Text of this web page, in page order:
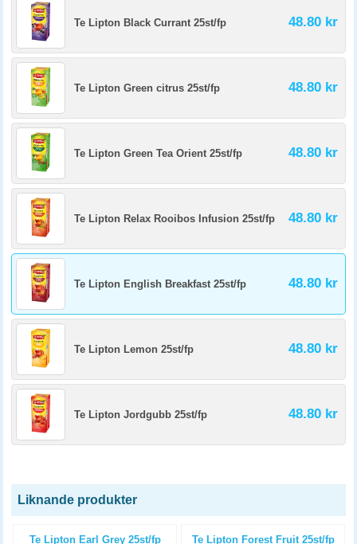
Te Lipton Black Currant 25st/fp 48.80 kr
Te Lipton Green citrus 25st/fp 48.80 kr
Te Lipton Green Tea Orient 25st/fp 48.80 kr
Te Lipton Relax Rooibos Infusion 25st/fp 48.80 kr
Te Lipton English Breakfast 25st/fp 48.80 kr
Te Lipton Lemon 25st/fp 48.80 kr
Te Lipton Jordgubb 25st/fp 48.80 kr
Liknande produkter
Te Lipton Earl Grey 25st/fp Te Lipton Forest Fruit 25st/fp